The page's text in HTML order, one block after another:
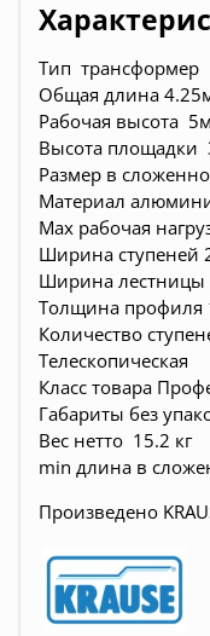
Тип трансформер
Общая длина
Рабочая высота 5м
Высота площадки
Размер в
Материал
Max рабочая
Ширина ступеней
Ширина лестницы
Толщина профиля
Количество
Телескопическая
Класс товара
Габариты без
Вес нетто 15.2 кг
min длина в
Произведено